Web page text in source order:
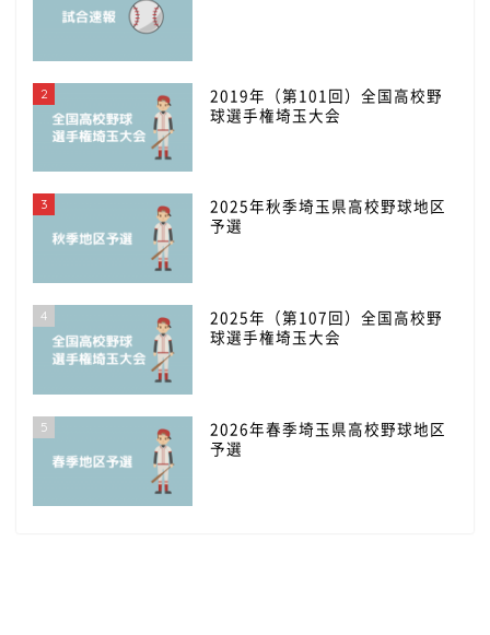
2
2019年（第101回）全国高校野
球選手権埼玉大会
3
2025年秋季埼玉県高校野球地区
予選
4
2025年（第107回）全国高校野
球選手権埼玉大会
5
2026年春季埼玉県高校野球地区
予選